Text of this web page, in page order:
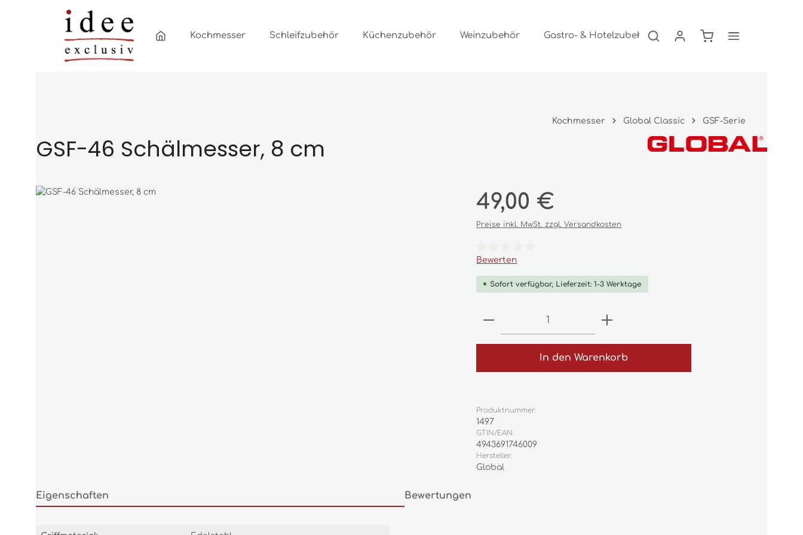
Zum Hauptinhalt springen
Zur Hauptnavigation springen
Kochmesser Schleifzubehör Küchenzubehör Weinzubehör Gastro- & Hotelzubehör Freizeitartikel
Warenkorb enthält
Kochmesser Global Classic GSF-Serie
GSF-46 Schälmesser, 8 cm
Bildergalerie überspringen Regulärer Preis:
49,00 €
Preise inkl. MwSt. zzgl. Versandkosten
Durchschnittliche Bewertung von 0 von 5 Sternen
Bewerten
Sofort verfügbar, Lieferzeit: 1-3 Werktage
Produkt Anzahl: Gib den gewünschten
In den Warenkorb
Produktnummer:
1497
GTIN/EAN:
4943691746009
Hersteller:
Global
Eigenschaften Bewertungen